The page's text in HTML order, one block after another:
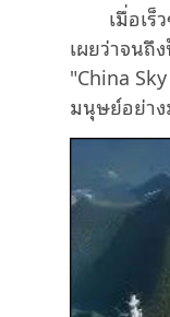
เมื่อเ
เผยว่าจนถึ
"China
มนุษย์อย่า